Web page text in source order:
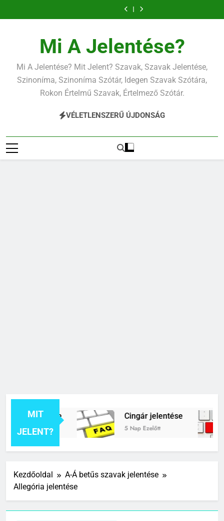
a
Mi A Jelentése?
Mi A Jelentése? Mit Jelent? Szavak, Szavak Jelentése,
Szinoníma, Szinoníma Szótár, Idegen Szavak Szótára,
Rokon Értelmű Szavak, Értelmező Szótár.
VÉLETLENSZERŰ ÚJDONSÁG
MIT
JELENT?
jelentése Cingár jelentése
5 Nap Ezelőtt
Kezdőoldal
A-Á betűs szavak jelentése
Allegória jelentése